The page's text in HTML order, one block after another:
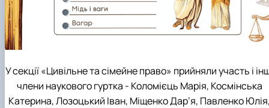
У секції «Цивільне та сімейне право» прийняли участь і
члени наукового гуртка - Коломієць Марія, Космінська
Катерина, Лозоцький Іван, Міщенко Дар’я, Павленко